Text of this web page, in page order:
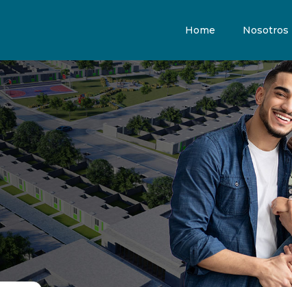
Home Nosotros